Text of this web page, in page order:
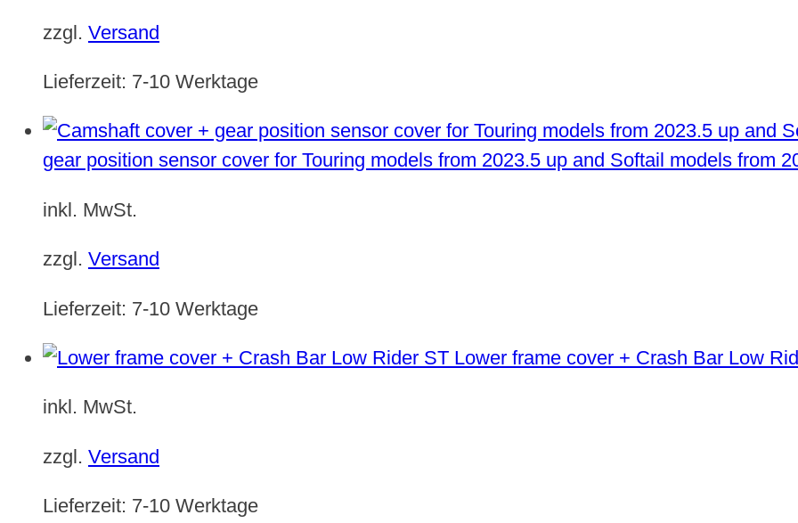
zzgl. Versand
Lieferzeit: 7-10 Werktage
gear position sensor cover for Touring models from 2023.5 up and Softail models from
inkl. MwSt.
zzgl. Versand
Lieferzeit: 7-10 Werktage
Lower frame cover + Crash Bar Low
inkl. MwSt.
zzgl. Versand
Lieferzeit: 7-10 Werktage